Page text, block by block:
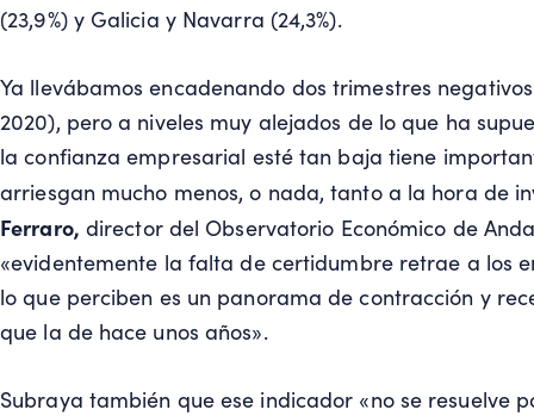
(23,9%) y Galicia y Navarra (24,3%).
Ya llevábamos encadenando dos trimestres
2020), pero a niveles muy alejados de lo que ha
la confianza empresarial esté tan baja tiene
arriesgan mucho menos, o nada, tanto a la hora de
Ferraro, director del Observatorio Económico de
«evidentemente la falta de certidumbre retrae a los
lo que perciben es un panorama de contracción y
que la de hace unos años».
Subraya también que ese indicador «no se resuelve